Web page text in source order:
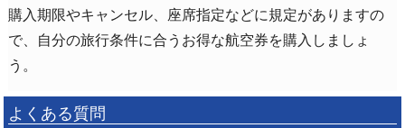
購入期限やキャンセル、座席指定などに規定がありますの
で、自分の旅行条件に合うお得な航空券を購入しましょ
う。
よくある質問